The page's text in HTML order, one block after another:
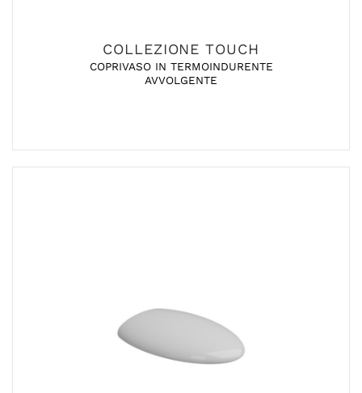
COLLEZIONE TOUCH
COPRIVASO IN TERMOINDURENTE
AVVOLGENTE